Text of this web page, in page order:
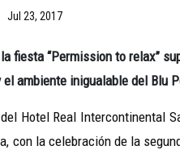
Jul 23, 2017
fiesta “Permission to relax”
ambiente inigualable del Blu
Hotel Real Intercontinental
con la celebración de la